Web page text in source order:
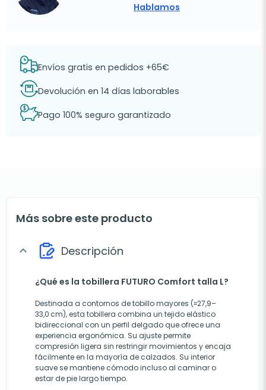
Hablamos
Envíos gratis en pedidos +65€
Devolución en 14 días laborables
Pago 100% seguro garantizado
Más sobre este producto
expand_more Descripción
¿Qué es la tobillera FUTURO Comfort talla L?
Destinada a contornos de tobillo mayores (≈27,9–
33,0 cm), esta tobillera combina un tejido elástico
bidireccional con un perfil delgado que ofrece una
experiencia ergonómica. Su ajuste permite
compresión ligera sin restringir movimientos y encaja
fácilmente en la mayoría de calzados. Su interior
suave se mantiene cómodo incluso al caminar o
estar de pie largo tiempo.